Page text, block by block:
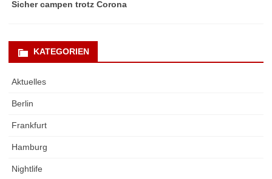
Sicher campen trotz Corona
KATEGORIEN
Aktuelles
Berlin
Frankfurt
Hamburg
Nightlife